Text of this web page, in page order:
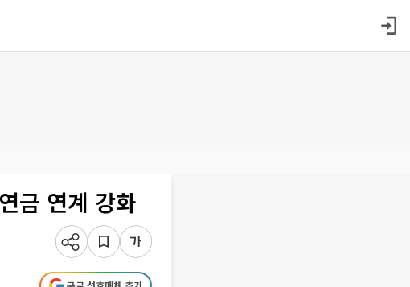
금 연계 강화